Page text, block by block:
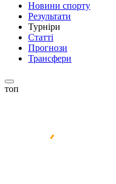
Новини спорту
Результати
Турніри
Статті
Прогнози
Трансфери
топ